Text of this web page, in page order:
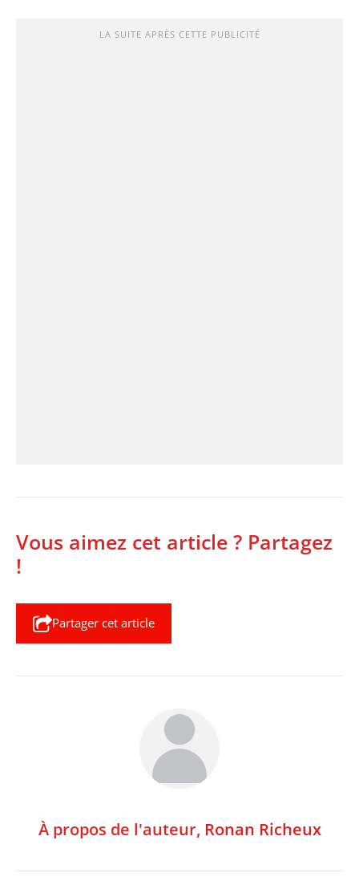
LA SUITE APRÈS CETTE PUBLICITÉ
Vous aimez cet article ? Partagez
!
Partager cet article
À propos de l'auteur, Ronan Richeux